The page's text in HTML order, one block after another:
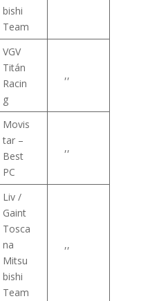
bishi
Team
VGV
Titán
Racin
g
,,
Movis
tar –
Best
PC
,,
Liv /
Gaint
Tosca
na
Mitsu
bishi
Team
,,